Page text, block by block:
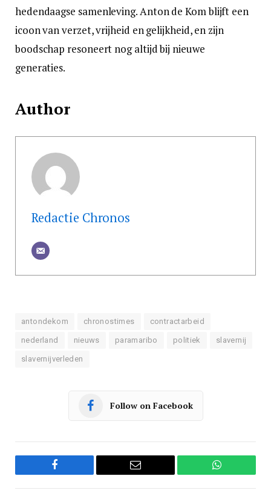
hedendaagse samenleving. Anton de Kom blijft een
icoon van verzet, vrijheid en gelijkheid, en zijn
boodschap resoneert nog altijd bij nieuwe
generaties.
Author
Redactie Chronos
antondekom chronostimes contractarbeid
nederland nieuws paramaribo politiek slavernij
slavernijverleden
Follow on Facebook
Facebook Email WhatsApp